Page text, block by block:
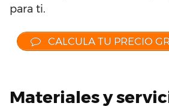
para ti.
CALCULA TU PRECIO
Materiales y